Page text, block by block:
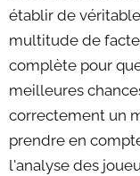
établir de
multitude de
complète pour
meilleures
correctement un
prendre en
l'analyse des